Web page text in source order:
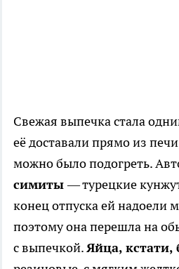
Свежая выпечка стала
её доставали прямо из
можно было подогреть.
симиты— турецкие
конец отпуска ей надоели
поэтому она перешла на
с выпечкой.Яйца,